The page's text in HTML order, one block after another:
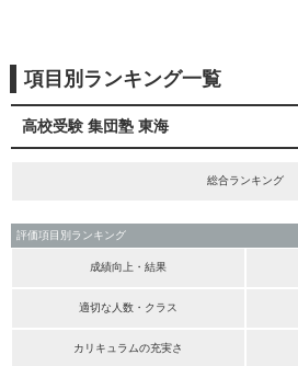
項目別ランキング一覧
高校受験 集団塾 東海
総合ランキング
評価項目別ランキング
成績向上・結果
適切な人数・クラス
カリキュラムの充実さ